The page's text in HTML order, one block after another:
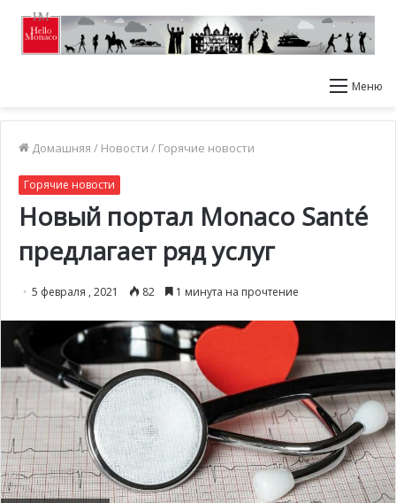
Меню
Домашняя / Новости / Горячие новости
Горячие новости
Новый портал Monaco Santé
предлагает ряд услуг
5 февраля , 2021 82 1 минута на прочтение